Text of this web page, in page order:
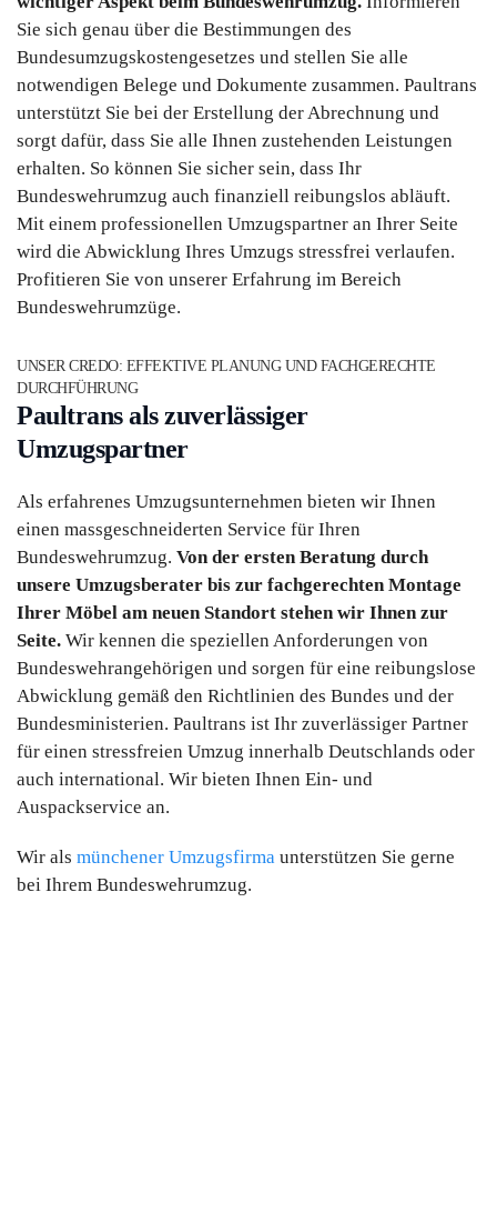
Sie sich genau über die Bestimmungen des
Bundesumzugskostengesetzes und stellen Sie alle
notwendigen Belege und Dokumente zusammen. Paultrans
unterstützt Sie bei der Erstellung der Abrechnung und
sorgt dafür, dass Sie alle Ihnen zustehenden Leistungen
erhalten. So können Sie sicher sein, dass Ihr
Bundeswehrumzug auch finanziell reibungslos abläuft.
Mit einem professionellen Umzugspartner an Ihrer Seite
wird die Abwicklung Ihres Umzugs stressfrei verlaufen.
Profitieren Sie von unserer Erfahrung im Bereich
Bundeswehrumzüge.
UNSER CREDO: EFFEKTIVE PLANUNG UND FACHGERECHTE
DURCHFÜHRUNG
Paultrans als zuverlässiger
Umzugspartner
Als erfahrenes Umzugsunternehmen bieten wir Ihnen
einen massgeschneiderten Service für Ihren
Bundeswehrumzug. Von der ersten Beratung durch
unsere Umzugsberater bis zur fachgerechten Montage
Ihrer Möbel am neuen Standort stehen wir Ihnen zur
Seite. Wir kennen die speziellen Anforderungen von
Bundeswehrangehörigen und sorgen für eine reibungslose
Abwicklung gemäß den Richtlinien des Bundes und der
Bundesministerien. Paultrans ist Ihr zuverlässiger Partner
für einen stressfreien Umzug innerhalb Deutschlands oder
auch international. Wir bieten Ihnen Ein- und
Auspackservice an.
Wir als münchener Umzugsfirma unterstützen Sie gerne
bei Ihrem Bundeswehrumzug.